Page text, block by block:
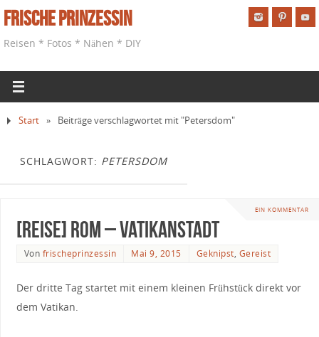
Frische Prinzessin
Reisen * Fotos * Nähen * DIY
Start » Beiträge verschlagwortet mit "Petersdom"
SCHLAGWORT: PETERSDOM
EIN KOMMENTAR
[Reise] Rom – Vatikanstadt
Von frischeprinzessin Mai 9, 2015 Geknipst, Gereist
Der dritte Tag startet mit einem kleinen Frühstück direkt vor
dem Vatikan.